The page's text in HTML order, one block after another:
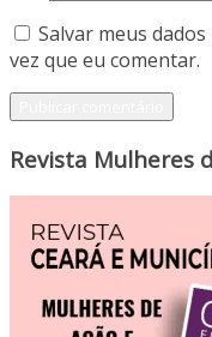
Salvar meus
vez que eu comentar.
Revista Mulheres